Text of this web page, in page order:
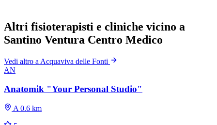
Altri fisioterapisti e cliniche vicino a
Santino Ventura Centro Medico
Vedi altro a Acquaviva delle Fonti
AN
Anatomik "Your Personal Studio"
A 0.6 km